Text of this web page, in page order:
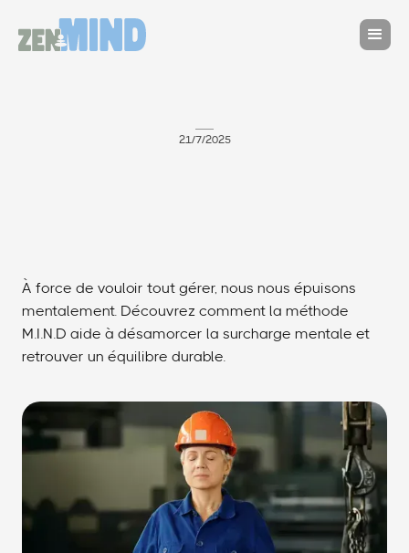
21/7/2025
À force de vouloir tout gérer, nous nous épuisons
mentalement. Découvrez comment la méthode
M.I.N.D aide à désamorcer la surcharge mentale et
retrouver un équilibre durable.